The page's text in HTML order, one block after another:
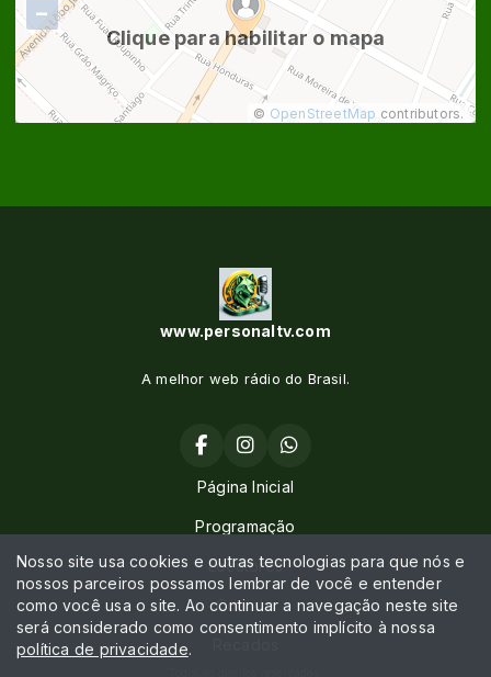
Clique para habilitar o mapa
−
© OpenStreetMap contributors.
www.personaltv.com
A melhor web rádio do Brasil.
Página Inicial
Programação
Locutores
Contato
Nosso site usa cookies e outras tecnologias para que nós e
nossos parceiros possamos lembrar de você e entender
como você usa o site. Ao continuar a navegação neste site
será considerado como consentimento implícito à nossa
política de privacidade.